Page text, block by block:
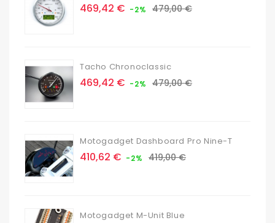
Prix
469,42 € -2% Prix
479,00 €
Tacho Chronoclassic
Prix
469,42 € -2% Prix
479,00 €
Motogadget Dashboard Pro Nine-T
Prix
410,62 € -2% Prix
419,00 €
Motogadget M-Unit Blue